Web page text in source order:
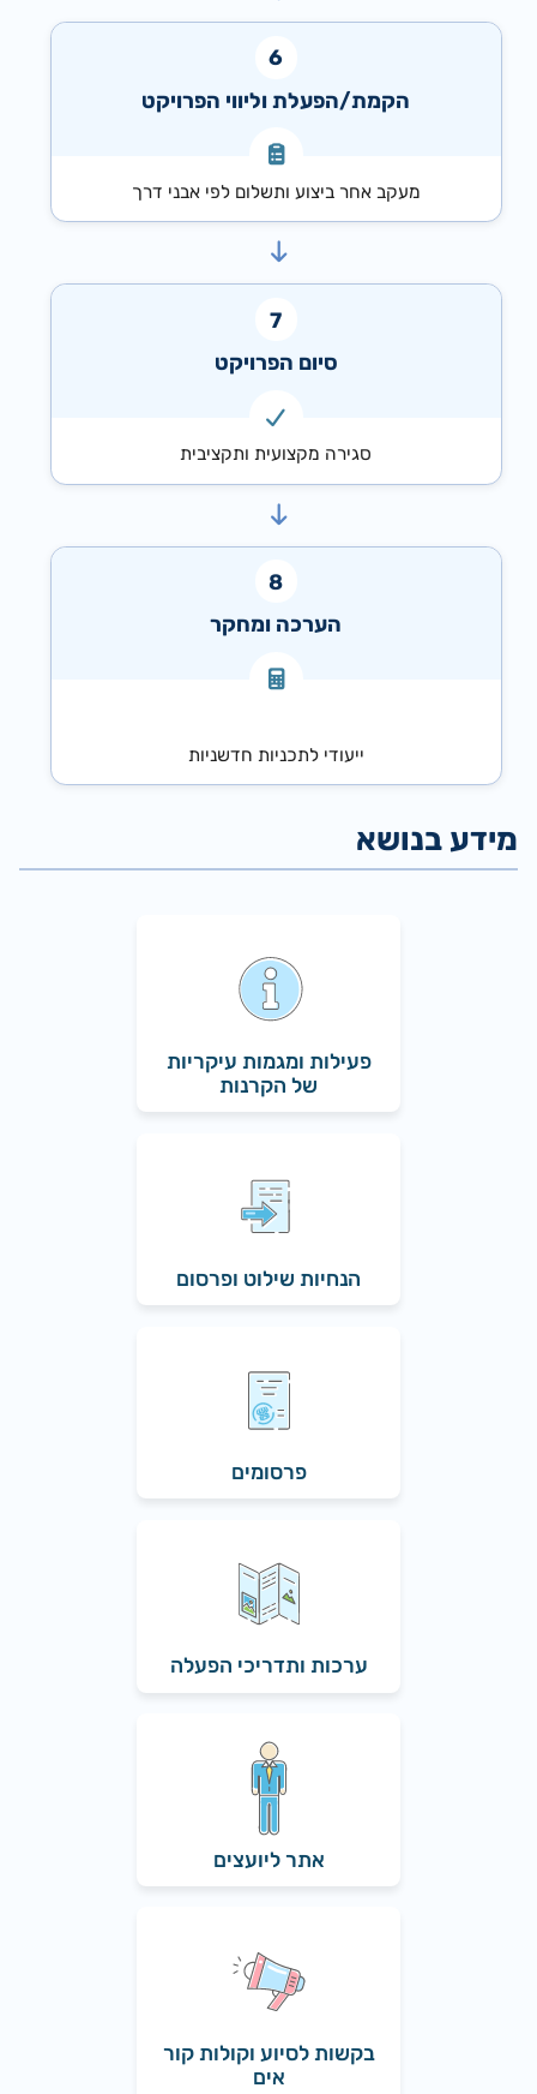
הקמת/הפעלת וליווי הפרויקט
מעקב אחר ביצוע ותשלום לפי אבני דרך
סיום הפרויקט
סגירה מקצועית ותקציבית
הערכה ומחקר
ייעודי לתכניות חדשניות
פעילות ומגמות עיקריות
של הקרנות
הנחיות שילוט ופרסום
פרסומים
ערכות ותדריכי הפעלה
אתר ליועצים
בקשות לסיוע וקולות קור
אים